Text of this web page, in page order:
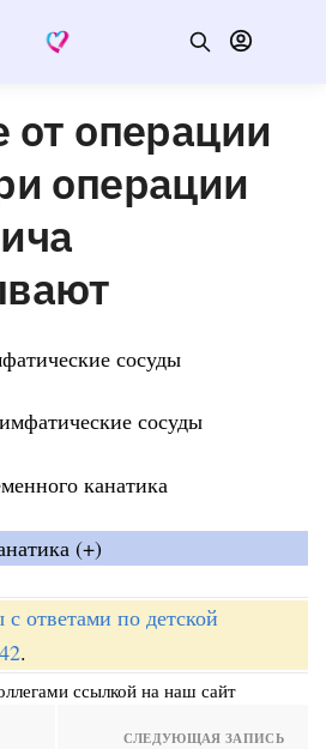
от операции
операции
сосуды
сосуды
канатика
(+)
с ответами по детской
.
ссылкой на наш сайт
СЛЕДУЮЩАЯ ЗАПИСЬ